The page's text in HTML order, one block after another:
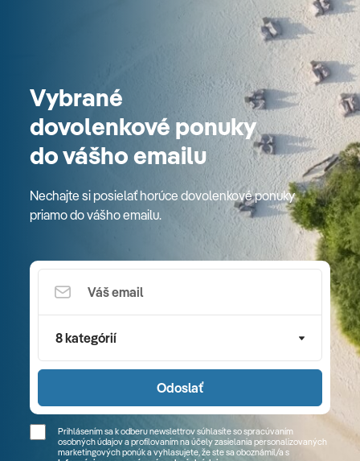
Vybrané
dovolenkové ponuky
do vášho emailu
Nechajte si posielať horúce dovolenkové ponuky
priamo do vášho emailu.
8 kategórií
Odoslať
Prihlásením sa k odberu newslettrov súhlasíte so spracúvaním
osobných údajov a profilovaním na účely zasielania personalizovaných
marketingových ponúk a vyhlasujete, že ste sa oboznámil/a s